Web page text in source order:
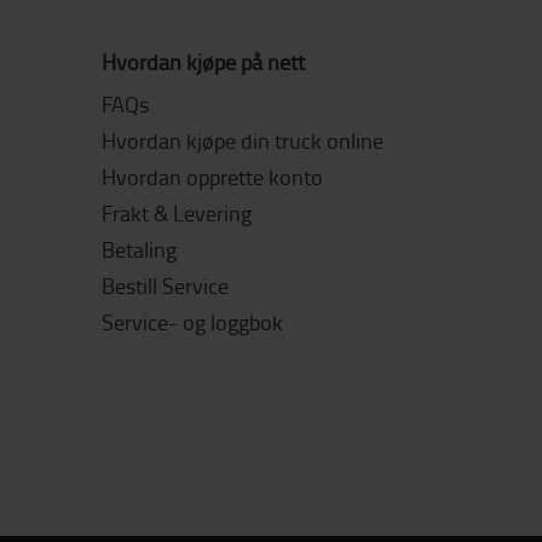
Hvordan kjøpe på nett
FAQs
Hvordan kjøpe din truck online
Hvordan opprette konto
Frakt & Levering
Betaling
Bestill Service
Service- og loggbok